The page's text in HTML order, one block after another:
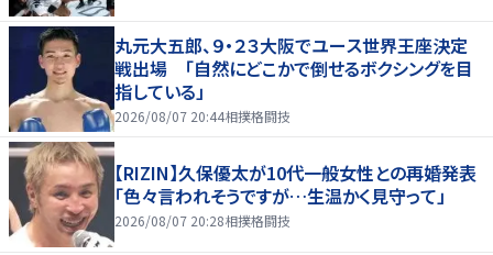
丸元大五郎、９・２３大阪でユース世界王座決定
戦出場 「自然にどこかで倒せるボクシングを目
指している」
2026/08/07 20:44相撲格闘技
【RIZIN】久保優太が10代一般女性との再婚発表
「色々言われそうですが…生温かく見守って」
2026/08/07 20:28相撲格闘技